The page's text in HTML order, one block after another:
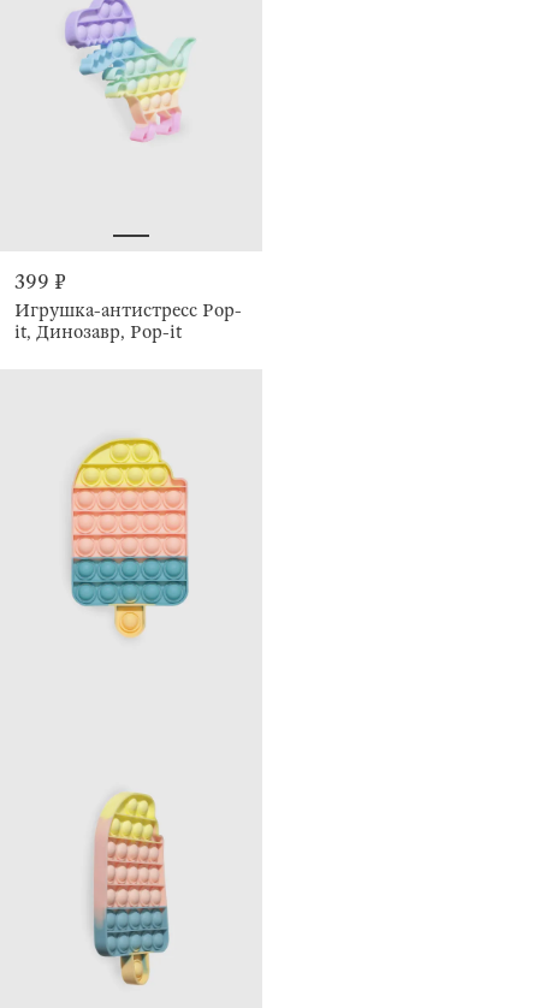
399 ₽
Игрушка-антистресс Pop-
it, Динозавр, Pop-it